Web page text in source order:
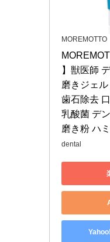
MOREMOTTO
】獣医師
磨きジェ
歯石除去
乳酸菌 デ
磨き粉 ハ
dental